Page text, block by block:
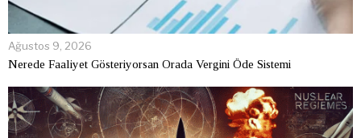
Ağustos 9, 2026
Nerede Faaliyet Gösteriyorsan Orada Vergini Öde Sistemi